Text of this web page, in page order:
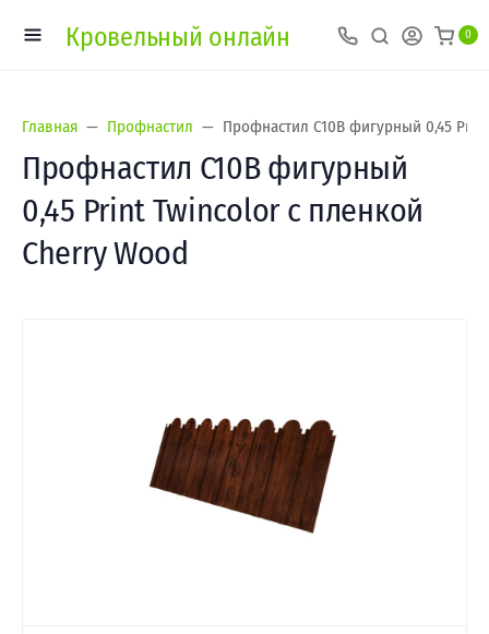
Кровельный онлайн 0
Главная Профнастил Профнастил С10B фигурный 0,45
Профнастил С10B фигурный
0,45 Print Twincolor с пленкой
Cherry Wood